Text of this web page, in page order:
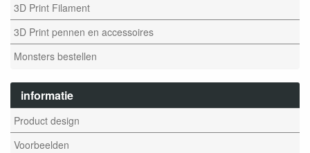
3D Print Filament
3D Print pennen en accessoires
Monsters bestellen
informatie
Product design
Voorbeelden